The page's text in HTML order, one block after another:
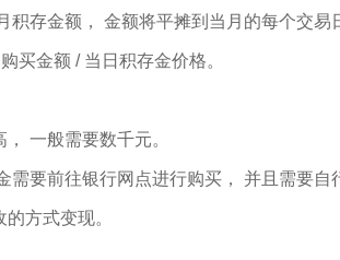
存金额， 金额将平摊到当月的每个交
买金额 / 当日积存金价格。
一般需要数千元。
要前往银行网点进行购买， 并且需要自
方式变现。